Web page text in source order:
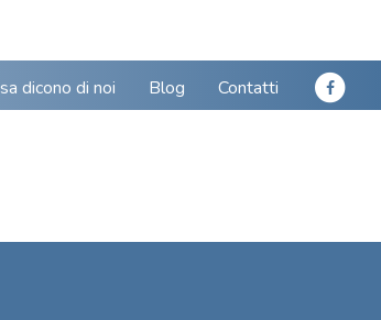
dicono di noi Blog Contatti